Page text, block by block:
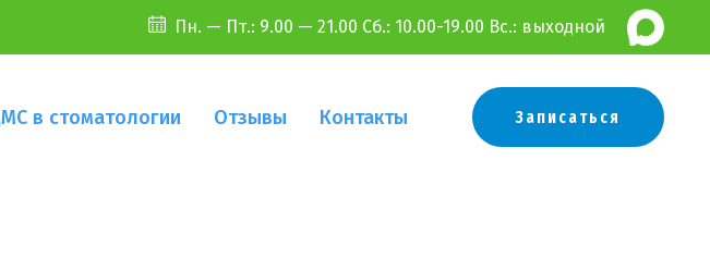
Пн. — Пт.: 9.00 — 21.00 Сб.: 10.00-19.00 Вс.: выходной
в стоматологии Отзывы Контакты Записаться